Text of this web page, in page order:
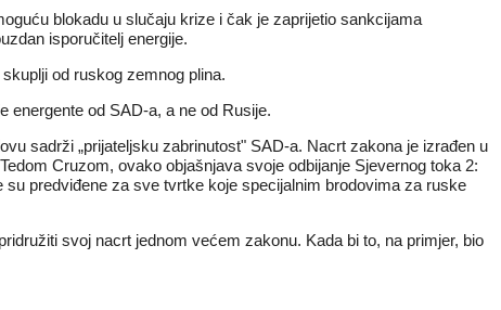
blokadu u slučaju krize i čak je zaprijetio sankcijama
isporučitelj energije.
od ruskog zemnog plina.
energente od SAD-a, a ne od Rusije.
sadrži „prijateljsku zabrinutost" SAD-a. Nacrt zakona je izrađen u
Tedom Cruzom, ovako objašnjava svoje odbijanje Sjevernog toka 2:
predviđene za sve tvrtke koje specijalnim brodovima za ruske
svoj nacrt jednom većem zakonu. Kada bi to, na primjer, bio